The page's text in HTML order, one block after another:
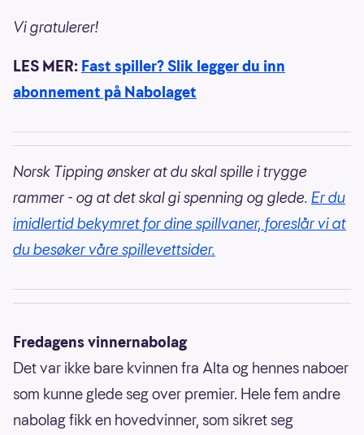
Vi gratulerer!
LES MER: Fast spiller? Slik legger du inn
abonnement på Nabolaget
Norsk Tipping ønsker at du skal spille i trygge
rammer - og at det skal gi spenning og glede. Er du
imidlertid bekymret for dine spillvaner, foreslår vi at
du besøker våre spillevettsider.
Fredagens vinnernabolag
Det var ikke bare kvinnen fra Alta og hennes naboer
som kunne glede seg over premier. Hele fem andre
nabolag fikk en hovedvinner, som sikret seg